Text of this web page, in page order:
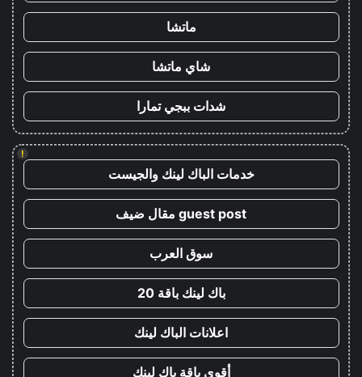
ماتشا
شاي ماتشا
شدات ببجي تمارا
!
خدمات الباك لينك والجيست
guest post مقال ضيف
سوق العرب
باك لينك باقة 20
اعلانات الباك لينك
أقوى باقة باك لينك